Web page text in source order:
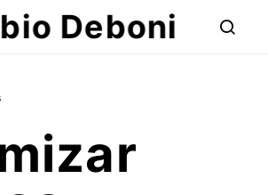
Deboni